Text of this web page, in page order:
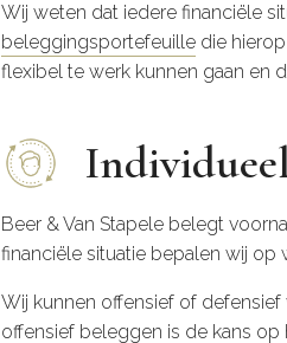
Wij weten dat iedere financiële
beleggingsportefeuille die
flexibel te werk kunnen gaan en
Beer & Van Stapele belegt
financiële situatie bepalen wij op
Wij kunnen offensief of defensief
offensief beleggen is de kans